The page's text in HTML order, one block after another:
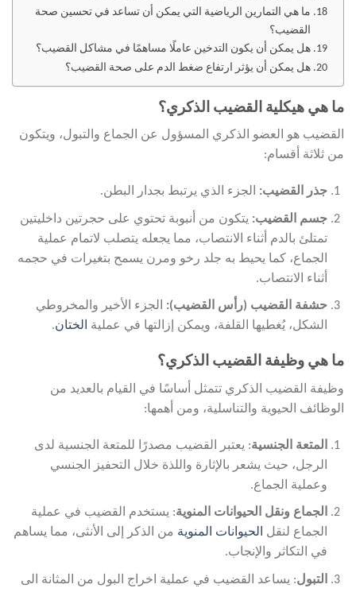
ما هي التمارين الرياضية التي يمكن أن تساعد في تحسين صحة
القضيب؟
هل يمكن أن يكون التدخين عاملًا مساهمًا في مشاكل القضيب؟
هل يمكن أن يؤثر ارتفاع ضغط الدم على صحة القضيب؟
ما هي هيكلية القضيب الذكري؟
القضيب هو العضو الذكري المسؤول عن الجماع والتبول، ويتكون
من ثلاثة أقسام:
جذر القضيب: الجزء الذي يرتبط بجدار البطن.
جسم القضيب: يتكون من أنبوبة تحتوي على حجرتين داخليتين
تمتلئ بالدم أثناء الانتصاب، مما يجعله يتصلب لاتمام عملية
الجماع، كما يحيط به جلد رخو ومرن يسمح بتغيرات في حجمه
أثناء الانتصاب.
حشفة القضيب (رأس القضيب): الجزء الأخير والمخروطي
الشكل، يُغطيها القلفة، ويمكن إزالتها في عملية الختان.
ما هي وظيفة القضيب الذكري؟
وظيفة القضيب الذكري تتمثل أساسًا في القيام بالعديد من
الوظائف الحيوية والتناسلية، ومن أهمها:
المتعة الجنسية: يعتبر القضيب مصدرًا للمتعة الجنسية لدى
الرجل، حيث يشعر بالإثارة واللذة خلال التحفيز الجنسي
وعملية الجماع.
الجماع ونقل الحيوانات المنوية: يستخدم القضيب في عملية
الجماع لنقل الحيوانات المنوية من الذكر إلى الأنثى، مما يساهم
في التكاثر والإنجاب.
التبول: يساعد القضيب في عملية اخراج البول من المثانة الى